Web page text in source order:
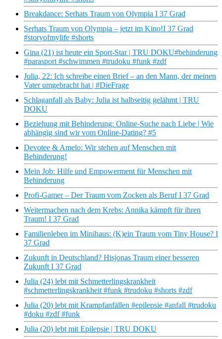
Breakdance: Serhats Traum von Olympia I 37 Grad
Serhats Traum von Olympia – jetzt im Kino!I 37 Grad
#storyofmylife #shorts
Gina (21) ist heute ein Sport-Star | TRU DOKU#behinderung
#parasport #schwimmen #trudoku #funk #zdf
Julia, 22: Ich schreibe einen Brief – an den Mann, der meinen
Vater umgebracht hat | #DieFrage
Schlaganfall als Baby: Julia ist halbseitig gelähmt | TRU
DOKU
Beziehung mit Behinderung: Online-Suche nach Liebe | Wie
abhängig sind wir vom Online-Dating? #5
Devotee & Amelo: Wir stehen auf Menschen mit
Behinderung!
Mein Job: Hilfe und Empowerment für Menschen mit
Behinderung
Profi-Gamer – Der Traum vom Zocken als Beruf I 37 Grad
Weitermachen nach dem Krebs: Annika kämpft für ihren
Traum! I 37 Grad
Familienleben im Minihaus: (K)ein Traum vom Tiny House? I
37 Grad
Zukunft in Deutschland? Hisjonas Traum einer besseren
Zukunft I 37 Grad
Julia (24) lebt mit Schmetterlingskrankheit
#schmetterlingskrankheit #funk #trudoku #shorts #zdf
Julia (20) lebt mit Krampfanfällen #epilepsie #anfall #trudoku
#doku #zdf #funk
Julia (20) lebt mit Epilepsie | TRU DOKU